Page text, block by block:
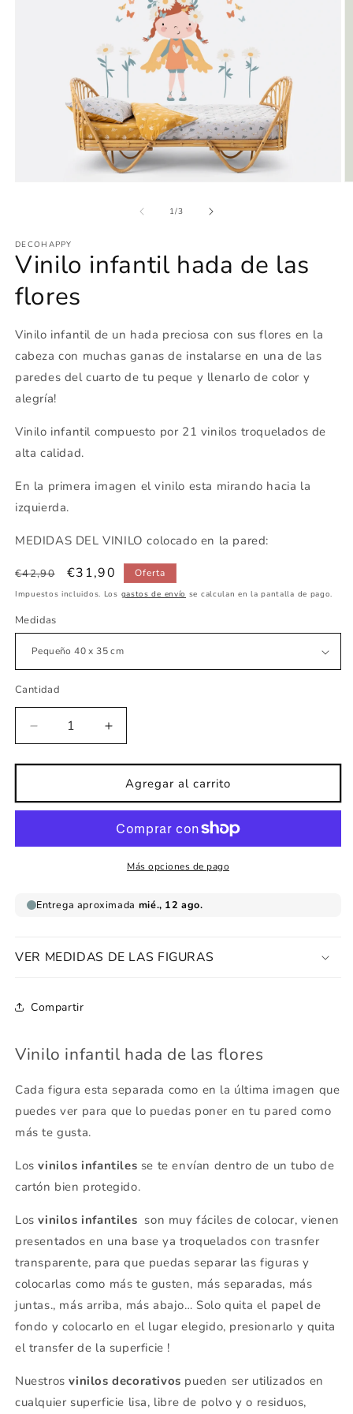
una
ventana
modal
1/de
3
DECOHAPPY
Vinilo infantil hada de las
flores
Vinilo infantil de un hada preciosa con sus flores en la
cabeza con muchas ganas de instalarse en una de las
paredes del cuarto de tu peque y llenarlo de color y
alegría!
Vinilo infantil compuesto por 21 vinilos troquelados de
alta calidad.
En la primera imagen el vinilo esta mirando hacia la
izquierda.
MEDIDAS DEL VINILO colocado en la pared:
Precio
habitual
€42,90
Precio
de
€31,90 Oferta
Impuestos incluidos. Los gastos de envío se calculan en la pantalla de pago.
Medidas
Cantidad
Reducir
cantidad
para
infantil
hada
las
Aumentar
cantidad
para
Vinilo
infantil
hada
de
las
flores
Agregar al carrito
Más opciones de pago
VER MEDIDAS DE LAS FIGURAS
Compartir
Vinilo infantil hada de las flores
Cada figura esta separada como en la última imagen que
puedes ver para que lo puedas poner en tu pared como
más te gusta.
Losvinilos infantiles se te envían dentro de un tubo de
cartón bien protegido.
Losvinilos infantiles son muy fáciles de colocar, vienen
presentados en una base ya troquelados con trasnfer
transparente, para que puedas separar las figuras y
colocarlas como más te gusten, más separadas, más
juntas., más arriba, más abajo… Solo quita el papel de
fondo y colocarlo en el lugar elegido, presionarlo y quita
el transfer de la superficie !
Nuestrosvinilos decorativos pueden ser utilizados en
cualquier superficie lisa, libre de polvo y o residuos,